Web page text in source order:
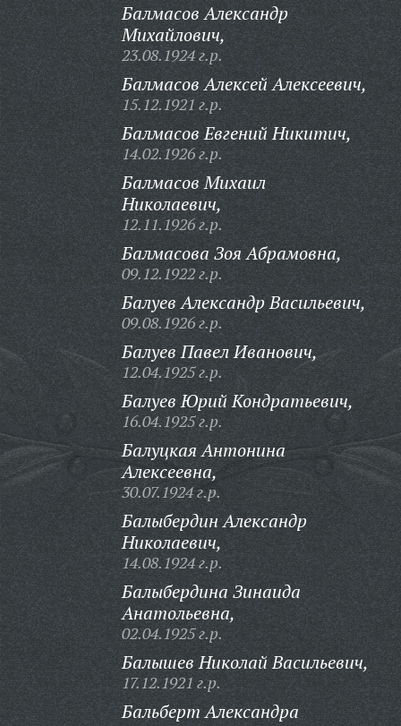
Балмасов Александр
Михайлович,
23.08.1924 г.р.
Балмасов Алексей Алексеевич,
15.12.1921 г.р.
Балмасов Евгений Никитич,
14.02.1926 г.р.
Балмасов Михаил
Николаевич,
12.11.1926 г.р.
Балмасова Зоя Абрамовна,
09.12.1922 г.р.
Балуев Александр Васильевич,
09.08.1926 г.р.
Балуев Павел Иванович,
12.04.1925 г.р.
Балуев Юрий Кондратьевич,
16.04.1925 г.р.
Балуцкая Антонина
Алексеевна,
30.07.1924 г.р.
Балыбердин Александр
Николаевич,
14.08.1924 г.р.
Балыбердина Зинаида
Анатольевна,
02.04.1925 г.р.
Балышев Николай Васильевич,
17.12.1921 г.р.
Бальберт Александра